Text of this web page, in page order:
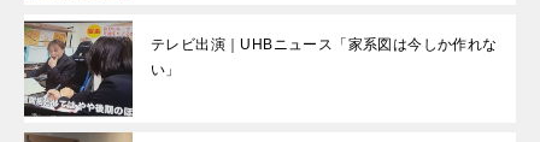
テレビ出演｜UHBニュース「家系図は今しか作れな
い」